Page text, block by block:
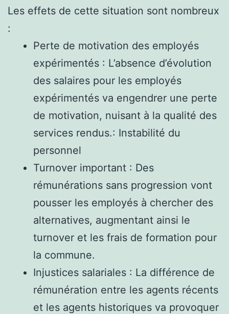
Les effets de cette situation sont nombreux
:
Perte de motivation des employés
expérimentés : L’absence d’évolution
des salaires pour les employés
expérimentés va engendrer une perte
de motivation, nuisant à la qualité des
services rendus.: Instabilité du
personnel
Turnover important : Des
rémunérations sans progression vont
pousser les employés à chercher des
alternatives, augmentant ainsi le
turnover et les frais de formation pour
la commune.
Injustices salariales : La différence de
rémunération entre les agents récents
et les agents historiques va provoquer